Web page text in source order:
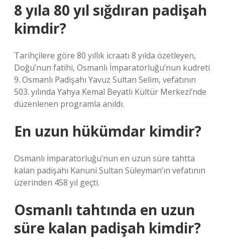
8 yıla 80 yıl sığdıran padişah
kimdir?
Tarihçilere göre 80 yıllık icraatı 8 yılda özetleyen,
Doğu’nun fatihi, Osmanlı İmparatorluğu’nun kudreti
9. Osmanlı Padişahı Yavuz Sultan Selim, vefatının
503. yılında Yahya Kemal Beyatlı Kültür Merkezi’nde
düzenlenen programla anıldı.
En uzun hükümdar kimdir?
Osmanlı İmparatorluğu’nun en uzun süre tahtta
kalan padişahı Kanuni Sultan Süleyman’ın vefatının
üzerinden 458 yıl geçti.
Osmanlı tahtında en uzun
süre kalan padişah kimdir?